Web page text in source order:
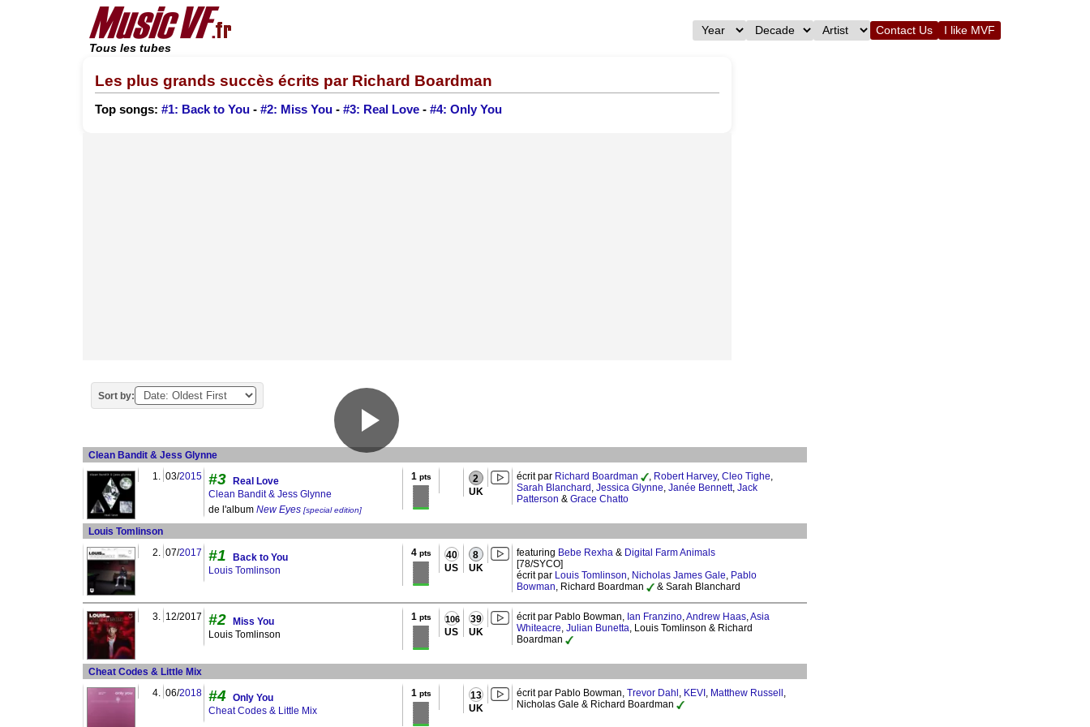
Tous les tubes
Contact Us I like MVF
Les plus grands succès écrits par Richard Boardman
Top songs: #1: Back to You - #2: Miss You - #3: Real Love - #4: Only You
Sort by:
Clean Bandit & Jess Glynne
1. 03/2015 #3
Real Love
Clean Bandit & Jess Glynne
de l'album New Eyes [special edition]
1 pts 2
UK
écrit par Richard Boardman , Robert Harvey, Cleo Tighe,
Sarah Blanchard , Jessica Glynne, Janée Bennett, Jack
Patterson & Grace Chatto
Louis Tomlinson
2. 07/2017 #1
Back to You
Louis Tomlinson
4pts 40
US
8
UK
featuring Bebe Rexha & Digital Farm Animals
[78/SYCO]
écrit par Louis Tomlinson, Nicholas James Gale, Pablo
Bowman, Richard Boardman & Sarah Blanchard
3. 12/2017 #2
Miss You
Louis Tomlinson
1 pts
106
US
39
UK
écrit par Pablo Bowman, Ian Franzino,Andrew Haas,Asia
Whiteacre, Julian Bunetta, Louis Tomlinson & Richard
Boardman
Cheat Codes & Little Mix
4. 06/2018 #4 Only You
Cheat Codes & Little Mix
1 pts 13
UK
écrit par Pablo Bowman, Trevor Dahl , KEVI , Matthew Russell ,
Nicholas Gale & Richard Boardman